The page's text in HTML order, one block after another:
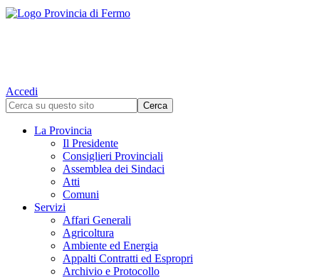
Accedi
La Provincia
Il Presidente
Consiglieri Provinciali
Assemblea dei Sindaci
Atti
Comuni
Servizi
Affari Generali
Agricoltura
Ambiente ed Energia
Appalti Contratti ed Espropri
Archivio e Protocollo